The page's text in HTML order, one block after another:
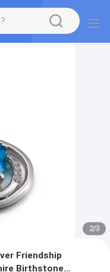
2/3
Friendship
Birthstone